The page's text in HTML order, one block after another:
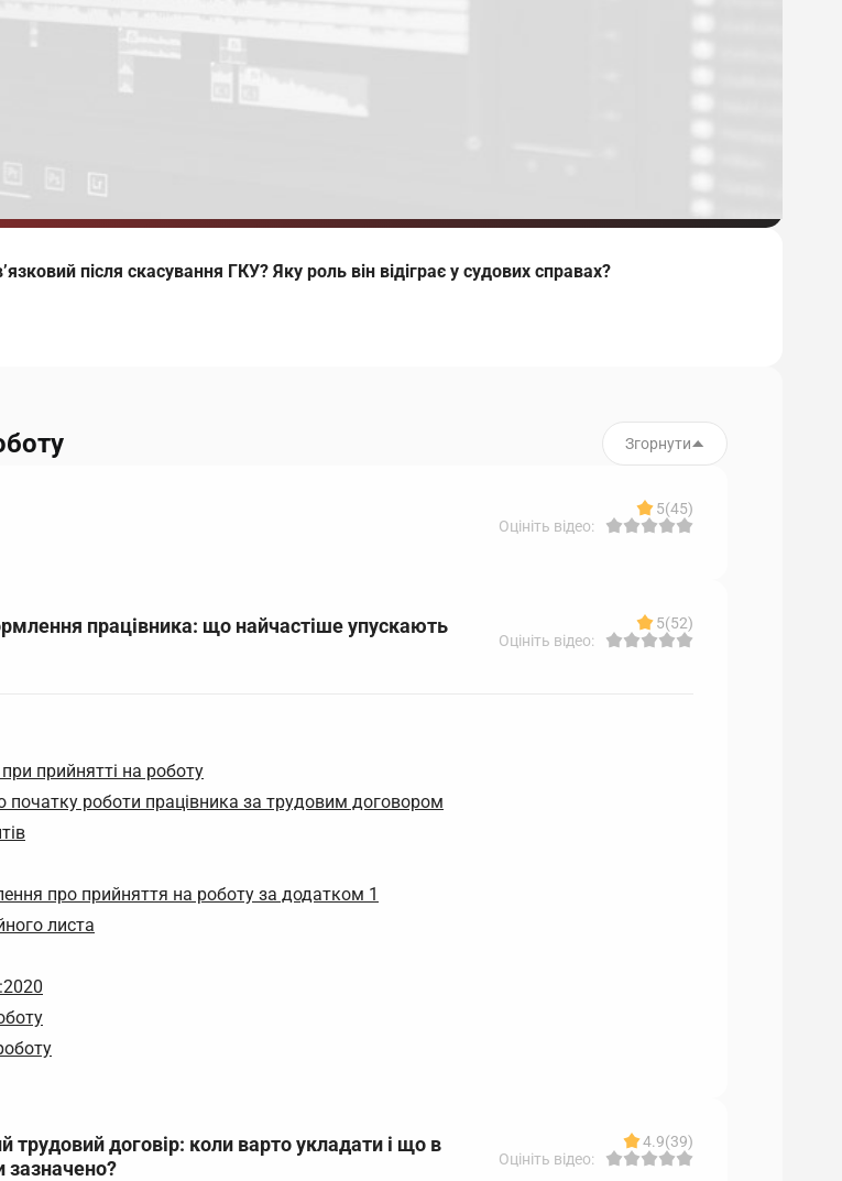
після скасування ГКУ? Яку роль він відіграє у судових справах?
Згорнути
5(45)
Оцініть відео:
працівника: що найчастіше упускають
5(52)
Оцініть відео:
прийнятті на роботу
роботи працівника за трудовим договором
про прийняття на роботу за додатком 1
листа
трудовий договір: коли варто укладати і що в
зазначено?
4.9(39)
Оцініть відео: